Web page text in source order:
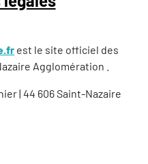
est le site officiel des
Agglomération .
| 44 606 Saint-Nazaire